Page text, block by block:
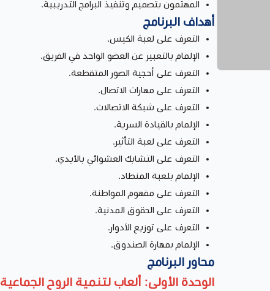
المهتمون بتصميم وتنفيذ البرامج التدريبية.
أهداف البرنامج
التعرف على لعبة الكيس.
الإلمام بالتعبير عن العضو الواحد في الفريق.
التعرف على أحجية الصور المتقطعة.
التعرف على مهارات الاتصال.
التعرف على شبكة الاتصالات.
الإلمام بالقيادة السرية.
التعرف على لعبة التأثير.
التعرف على التشابك العشوائي بالأيدي.
الإلمام بلعبة المنطاد.
التعرف على مفهوم المواطنة.
التعرف على الحقوق المدنية.
التعرف على توزيع الأدوار.
الإلمام بمهارة الصندوق.
محاور البرنامج
الوحدة الأولى: ألعاب لتنمية الروح الجماعية